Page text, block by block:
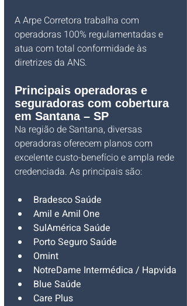
A Arpe Corretora trabalha com
operadoras 100% regulamentadas e
atua com total conformidade às
diretrizes da ANS.
Principais operadoras e
seguradoras com cobertura
em Santana – SP
Na região de Santana, diversas
operadoras oferecem planos com
excelente custo-benefício e ampla rede
credenciada. As principais são:
Bradesco Saúde
Amil e Amil One
SulAmérica Saúde
Porto Seguro Saúde
Omint
NotreDame Intermédica / Hapvida
Blue Saúde
Care Plus